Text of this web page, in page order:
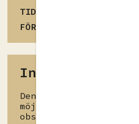
TID
FÖRBEREDELSE
Inspelad
Denna övning ger
möjlighet att se sig
observera sitt eget tal